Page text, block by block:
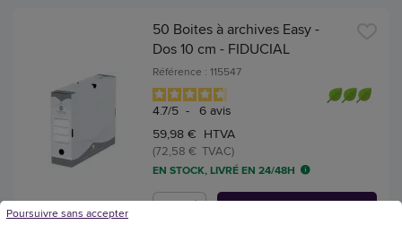
50 Boites à archives Easy -
Dos 10 cm - FIDUCIAL
Référence : 115547
4.7/5 - 6 avis
59,98 € HTVA
(72,58 € TVAC)
EN STOCK, LIVRÉ EN 24/48H
Poursuivre sans accepter